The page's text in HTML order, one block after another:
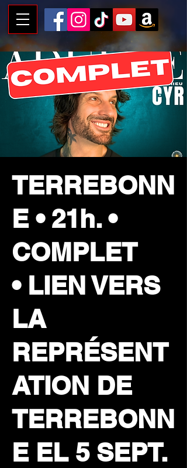
TERREBONN
E • 21h. •
COMPLET
• LIEN VERS
LA
REPRÉSENT
ATION DE
TERREBONN
E EL 5 SEPT.